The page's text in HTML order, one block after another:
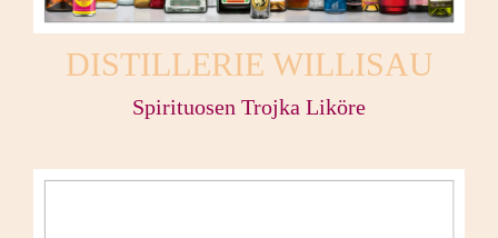
DISTILLERIE WILLISAU
Spirituosen Trojka Liköre